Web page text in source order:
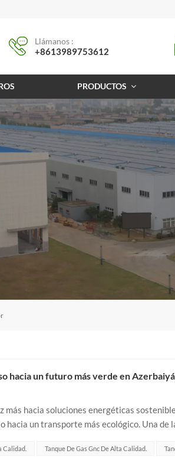
Llámanos :
+8613989753612
PRODUCTOS
hacia un futuro más verde en
más hacia soluciones energéticas
hacia un transporte más ecológico. Una de
Calidad. Tanque De Gas Gnc De Alta Calidad.